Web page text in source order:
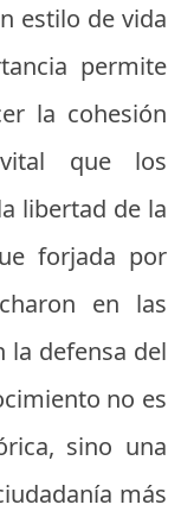
estilo de vida
permite
la cohesión
que los
libertad de la
forjada por
en las
la defensa del
no es
sino una
más